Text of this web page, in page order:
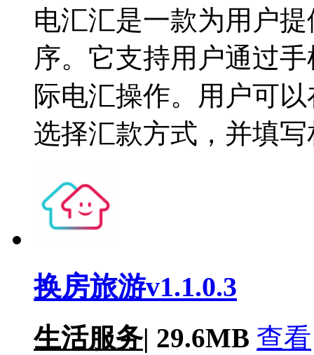
电汇汇是一款为用户
序。它支持用户通过
际电汇操作。用户可
选择汇款方式，并填
换房旅游v1.1.0.3
生活服务| 29.6MB 查看